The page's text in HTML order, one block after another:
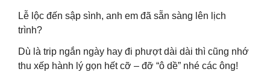
Lễ lộc đến sập sình, anh em đã sẵn sàng lên lịch
trình?
Dù là trip ngắn ngày hay đi phượt dài dài thì cũng nhớ
thu xếp hành lý gọn hết cỡ – đỡ “ô dề” nhé các ông!